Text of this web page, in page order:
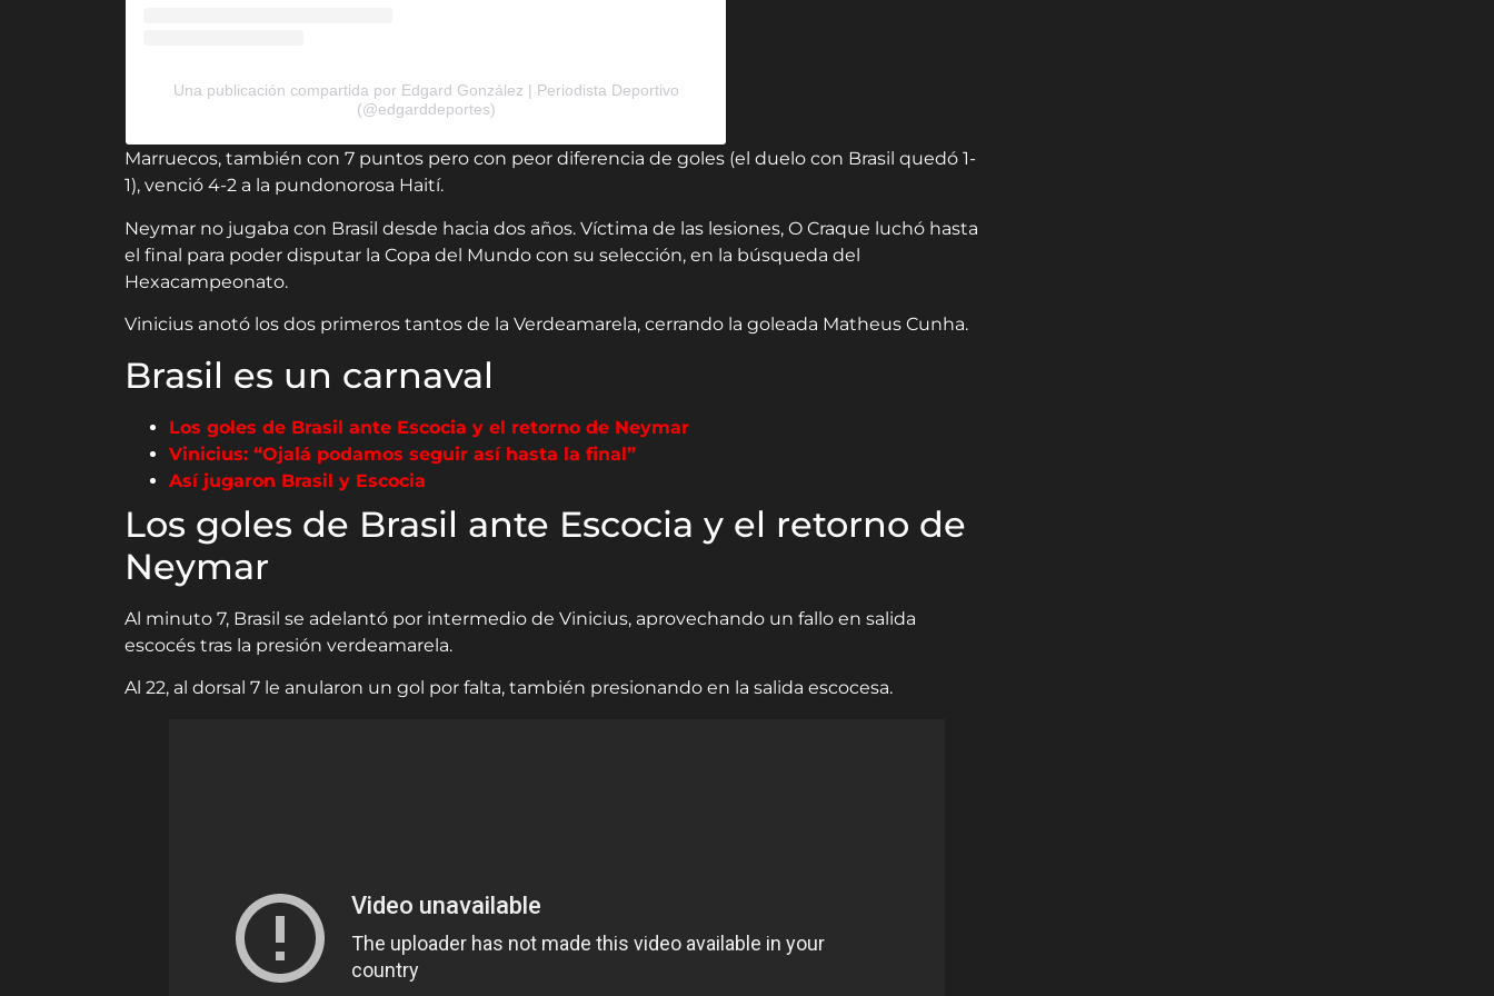
Una publicación compartida por Edgard González | Periodista Deportivo
(@edgarddeportes)
Marruecos, también con 7 puntos pero con peor diferencia de goles (el duelo con Brasil quedó 1-
1), venció 4-2 a la pundonorosa Haití.
Neymar no jugaba con Brasil desde hacia dos años. Víctima de las lesiones, O Craque luchó hasta
el final para poder disputar la Copa del Mundo con su selección, en la búsqueda del
Hexacampeonato.
Vinicius anotó los dos primeros tantos de la Verdeamarela, cerrando la goleada Matheus Cunha.
Brasil es un carnaval
Los goles de Brasil ante Escocia y el retorno de Neymar
Vinicius: “Ojalá podamos seguir así hasta la final”
Así jugaron Brasil y Escocia
Los goles de Brasil ante Escocia y el retorno de
Neymar
Al minuto 7, Brasil se adelantó por intermedio de Vinicius, aprovechando un fallo en salida
escocés tras la presión verdeamarela.
Al 22, al dorsal 7 le anularon un gol por falta, también presionando en la salida escocesa.